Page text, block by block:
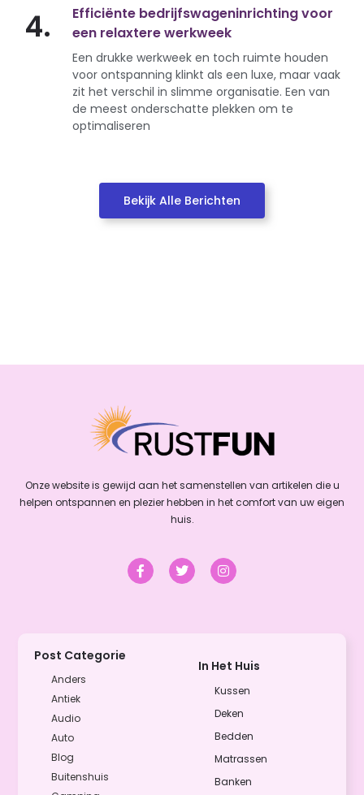
4.
Efficiënte bedrijfswageninrichting voor
een relaxtere werkweek
Een drukke werkweek en toch ruimte houden
voor ontspanning klinkt als een luxe, maar vaak
zit het verschil in slimme organisatie. Een van
de meest onderschatte plekken om te
optimaliseren
Bekijk Alle Berichten
Onze website is gewijd aan het samenstellen van artikelen die u
helpen ontspannen en plezier hebben in het comfort van uw eigen
huis.
Post Categorie
Anders
Antiek
Audio
Auto
Blog
Buitenshuis
In Het Huis
Kussen
Deken
Bedden
Matrassen
Banken